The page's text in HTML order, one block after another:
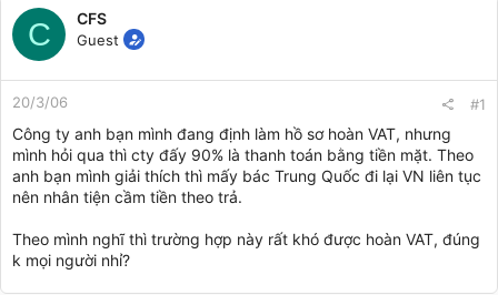
r
C CFS
Guest
20/3/06 #1
Công ty anh bạn mình đang định làm hồ sơ hoàn VAT, nhưng
mình hỏi qua thì cty đấy 90% là thanh toán bằng tiền mặt. Theo
anh bạn mình giải thích thì mấy bác Trung Quốc đi lại VN liên tục
nên nhân tiện cầm tiền theo trả.
Theo mình nghĩ thì trường hợp này rất khó được hoàn VAT, đúng
k mọi người nhỉ?